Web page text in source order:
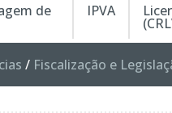
de IPVA
/ Fiscalização e